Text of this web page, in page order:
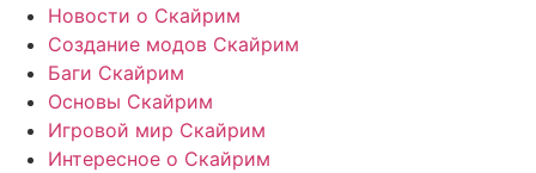
Новости о Скайрим
Создание модов Скайрим
Баги Скайрим
Основы Скайрим
Игровой мир Скайрим
Интересное о Скайрим